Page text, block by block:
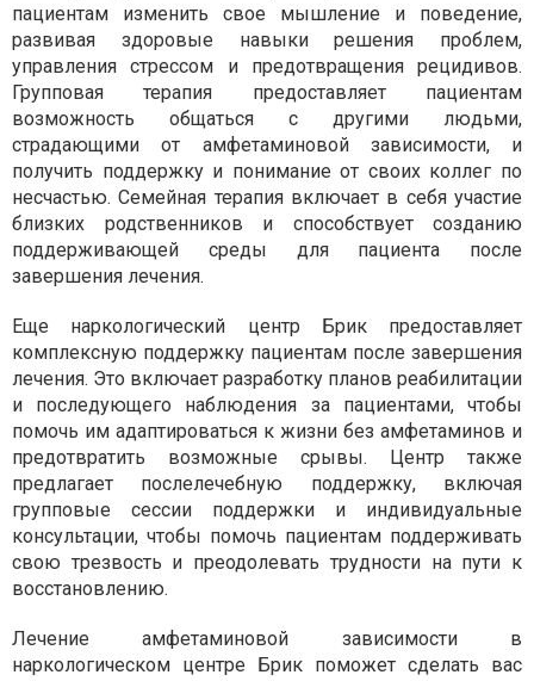
пациентам изменить свое мышление и поведение,
развивая здоровые навыки решения проблем,
управления стрессом и предотвращения рецидивов.
Групповая терапия предоставляет пациентам
возможность общаться с другими людьми,
страдающими от амфетаминовой зависимости, и
получить поддержку и понимание от своих коллег по
несчастью. Семейная терапия включает в себя участие
близких родственников и способствует созданию
поддерживающей среды для пациента после
завершения лечения.
Еще наркологический центр Брик предоставляет
комплексную поддержку пациентам после завершения
лечения. Это включает разработку планов реабилитации
и последующего наблюдения за пациентами, чтобы
помочь им адаптироваться к жизни без амфетаминов и
предотвратить возможные срывы. Центр также
предлагает послелечебную поддержку, включая
групповые сессии поддержки и индивидуальные
консультации, чтобы помочь пациентам поддерживать
свою трезвость и преодолевать трудности на пути к
восстановлению.
Лечение амфетаминовой зависимости в
наркологическом центре Брик поможет сделать вас